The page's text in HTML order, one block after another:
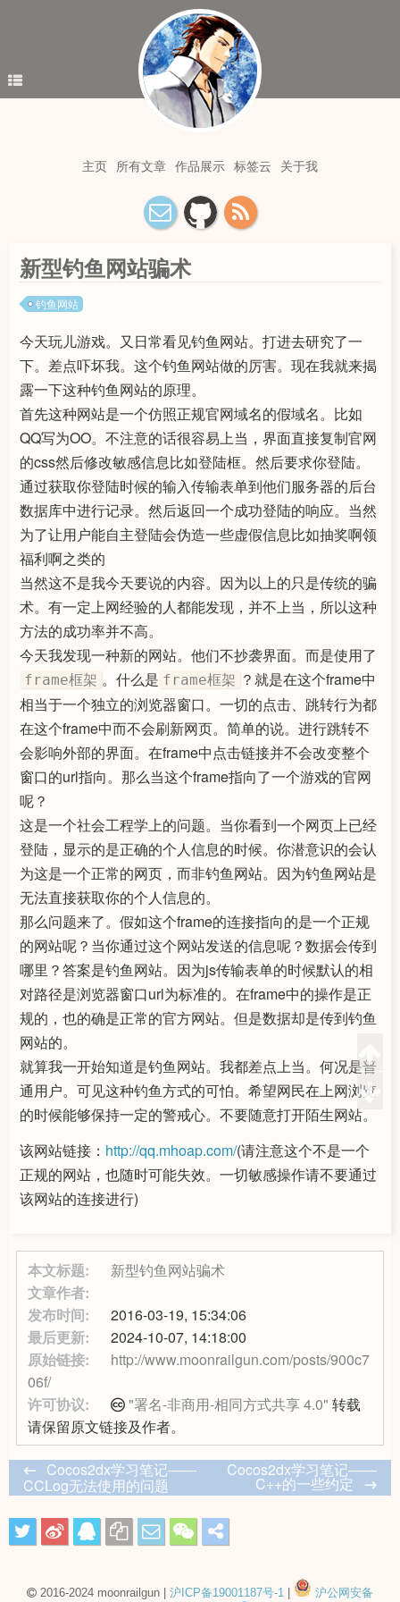
主页 所有文章 作品展示 标签云 关于我
新型钓鱼网站骗术
钓鱼网站
今天玩儿游戏。又日常看见钓鱼网站。打进去研究了一
下。差点吓坏我。这个钓鱼网站做的厉害。现在我就来揭
露一下这种钓鱼网站的原理。
首先这种网站是一个仿照正规官网域名的假域名。比如
QQ写为OO。不注意的话很容易上当，界面直接复制官网
的css然后修改敏感信息比如登陆框。然后要求你登陆。
通过获取你登陆时候的输入传输表单到他们服务器的后台
数据库中进行记录。然后返回一个成功登陆的响应。当然
为了让用户能自主登陆会伪造一些虚假信息比如抽奖啊领
福利啊之类的
当然这不是我今天要说的内容。因为以上的只是传统的骗
术。有一定上网经验的人都能发现，并不上当，所以这种
方法的成功率并不高。
今天我发现一种新的网站。他们不抄袭界面。而是使用了
frame框架 。什么是 frame框架 ？就是在这个frame中
相当于一个独立的浏览器窗口。一切的点击、跳转行为都
在这个frame中而不会刷新网页。简单的说。进行跳转不
会影响外部的界面。在frame中点击链接并不会改变整个
窗口的url指向。那么当这个frame指向了一个游戏的官网
呢？
这是一个社会工程学上的问题。当你看到一个网页上已经
登陆，显示的是正确的个人信息的时候。你潜意识的会认
为这是一个正常的网页，而非钓鱼网站。因为钓鱼网站是
无法直接获取你的个人信息的。
那么问题来了。假如这个frame的连接指向的是一个正规
的网站呢？当你通过这个网站发送的信息呢？数据会传到
哪里？答案是钓鱼网站。因为js传输表单的时候默认的相
对路径是浏览器窗口url为标准的。在frame中的操作是正
规的，也的确是正常的官方网站。但是数据却是传到钓鱼
网站的。
就算我一开始知道是钓鱼网站。我都差点上当。何况是普
通用户。可见这种钓鱼方式的可怕。希望网民在上网浏览
的时候能够保持一定的警戒心。不要随意打开陌生网站。
该网站链接： http://qq.mhoap.com/(请注意这个不是一个
正规的网站，也随时可能失效。一切敏感操作请不要通过
该网站的连接进行)
本文标题:
新型钓鱼网站骗术
文章作者:
发布时间:
2016-03-19, 15:34:06
最后更新:
2024-10-07, 14:18:00
原始链接:
http://www.moonrailgun.com/posts/900c7
06f/
许可协议:
"署名-非商用-相同方式共享 4.0" 转载
请保留原文链接及作者。
Cocos2dx学习笔记——
CCLog无法使用的问题
Cocos2dx学习笔记——
C++的一些约定
2016-2024 moonrailgun | 沪ICP备19001187号-1
沪公网安备